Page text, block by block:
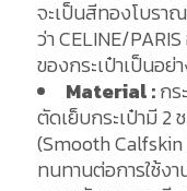
จะเป็นสีทองโบรา
ว่า CELINE/
ของกระเป๋าเป็นอย่
Material :กร
ตัดเย็บกระเป๋ามี
(Smooth
ทนทานต่อการใช้ง